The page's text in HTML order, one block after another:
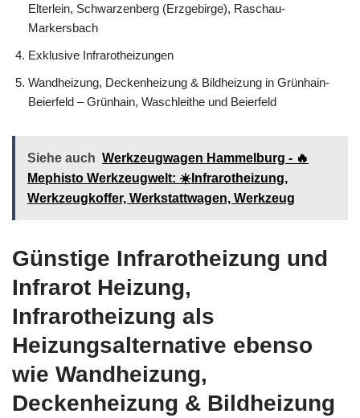
Elterlein, Schwarzenberg (Erzgebirge), Raschau-
Markersbach
Exklusive Infrarotheizungen
Wandheizung, Deckenheizung & Bildheizung in Grünhain-
Beierfeld – Grünhain, Waschleithe und Beierfeld
Siehe auch Werkzeugwagen Hammelburg - 🔥
Mephisto Werkzeugwelt: ☀️Infrarotheizung,
Werkzeugkoffer, Werkstattwagen, Werkzeug
Günstige Infrarotheizung und
Infrarot Heizung,
Infrarotheizung als
Heizungsalternative ebenso
wie Wandheizung,
Deckenheizung & Bildheizung